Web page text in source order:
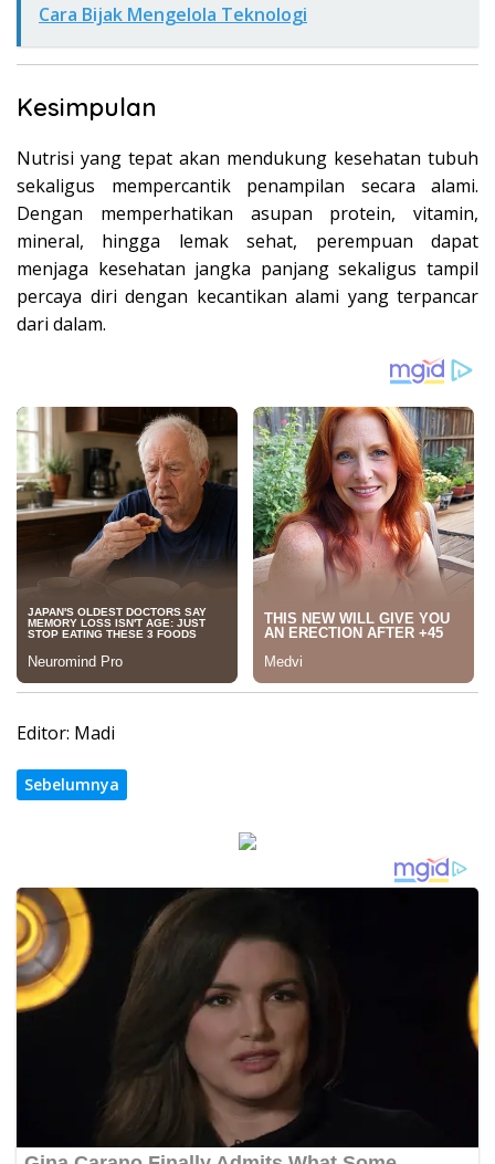
Cara Bijak Mengelola Teknologi
Kesimpulan
Nutrisi yang tepat akan mendukung kesehatan tubuh
sekaligus mempercantik penampilan secara alami.
Dengan memperhatikan asupan protein, vitamin,
mineral, hingga lemak sehat, perempuan dapat
menjaga kesehatan jangka panjang sekaligus tampil
percaya diri dengan kecantikan alami yang terpancar
dari dalam.
Editor: Madi
Sebelumnya